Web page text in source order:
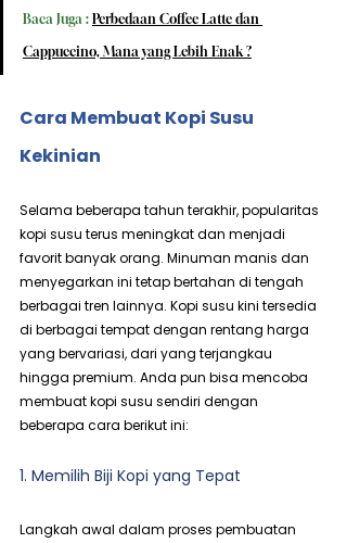
Baca Juga : Perbedaan Coffee Latte dan
Cappuccino, Mana yang Lebih Enak ?
Cara Membuat Kopi Susu
Kekinian
Selama beberapa tahun terakhir, popularitas
kopi susu terus meningkat dan menjadi
favorit banyak orang. Minuman manis dan
menyegarkan ini tetap bertahan di tengah
berbagai tren lainnya. Kopi susu kini tersedia
di berbagai tempat dengan rentang harga
yang bervariasi, dari yang terjangkau
hingga premium. Anda pun bisa mencoba
membuat kopi susu sendiri dengan
beberapa cara berikut ini:
1. Memilih Biji Kopi yang Tepat
Langkah awal dalam proses pembuatan